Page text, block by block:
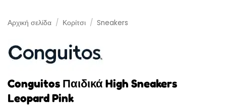
Αρχική σελίδα / Κορίτσι / Sneakers
Conguitos Παιδικά High Sneakers
Leopard Pink